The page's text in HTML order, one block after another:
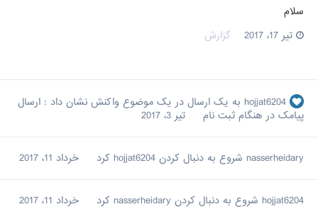
سلام
تیر 17، 2017
گزارش
hojjat6204 به یک ارسال در یک موضوع واکنش نشان داد : ارسال
پیامک در هنگام ثبت نام
تیر 3، 2017
nasserheidary شروع به دنبال کردن hojjat6204 کرد خرداد 11، 2017
hojjat6204 شروع به دنبال کردن nasserheidary کرد خرداد 11، 2017